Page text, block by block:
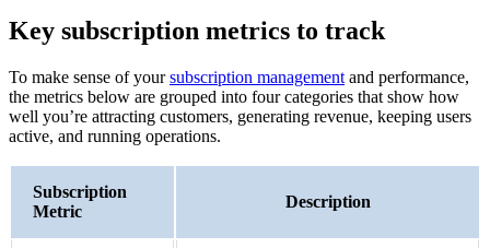
Key subscription metrics to track
To make sense of yoursubscription management and performance,
the metrics below are grouped into four categories that show how
well you’re attracting customers, generating revenue, keeping users
active, and running operations.
Subscription
Metric
Description